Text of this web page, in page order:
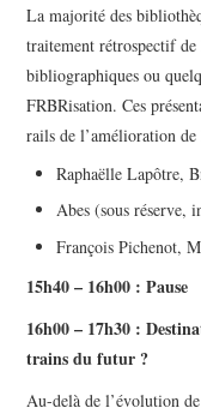
La majorité des
traitement rétrospectif de
bibliographiques ou
FRBRisation. Ces
rails de l’amélioration
Raphaëlle Lapôtre,
Abes (sous réserve,
François Pichenot,
15h40 – 16h00 :Pause
16h00 – 17h30 :
trains du futur ?
Au-delà de l’évolution